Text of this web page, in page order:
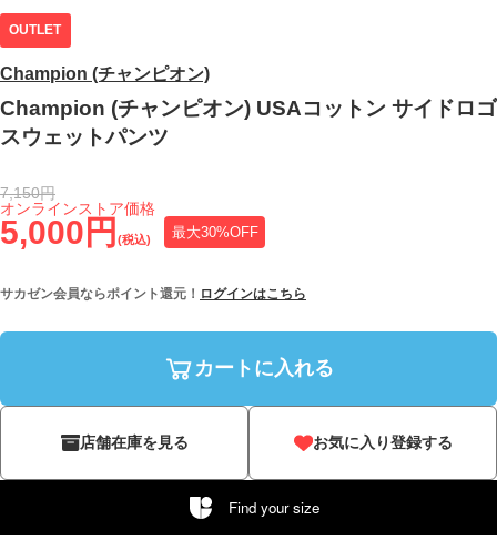
OUTLET
Champion (チャンピオン)
Champion (チャンピオン) USAコットン サイドロゴ
スウェットパンツ
5,000円 (税込) 最大30%OFF
オンラインストア価格
7,150円
サカゼン会員ならポイント還元！ ログインはこちら
カートに入れる
店舗在庫を見る お気に入り登録する
Find your size